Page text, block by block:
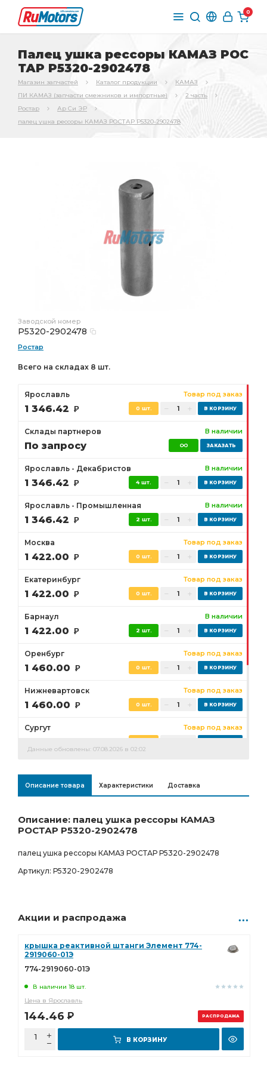
0
Палец ушка рессоры КАМАЗ РОС
ТАР Р5320-2902478
Магазин запчастей Каталог продукции
КАМАЗ
ПИ КАМАЗ (запчасти смежников и импортные)
2 часть
Ростар
Ар Си ЭР
палец ушка рессоры КАМАЗ РОСТАР Р5320-2902478
Заводской номер
Р5320-2902478
Ростар
Всего на складах 8 шт.
Ярославль Товар под заказ
1 346.42 Р 0 шт.
Склады партнеров В наличии
По запросу
Ярославль - Декабристов В наличии
1 346.42 Р 4 шт.
Ярославль - Промышленная В наличии
1 346.42 Р 2 шт.
Москва Товар под заказ
1 422.00 Р 0 шт.
Екатеринбург Товар под заказ
1 422.00 Р 0 шт.
Барнаул В наличии
1 422.00 Р 2 шт.
Оренбург Товар под заказ
1 460.00 Р 0 шт.
Нижневартовск Товар под заказ
1 460.00 Р 0 шт.
Сургут Товар под заказ
1 422.00 Р
Данные обновлены: 07.08.2026 в 02:02
Описание товара Характеристики Доставка
Описание: палец ушка рессоры КАМАЗ
РОСТАР Р5320-2902478
палец ушка рессоры КАМАЗ РОСТАР Р5320-2902478
Артикул: Р5320-2902478
Акции и распродажа
РАСПРОДАЖА
крышка реактивной штанги Элемент 774-
2919060-01Э
774-2919060-01Э
В наличии 18 шт.
Цена в Ярославль
144.46 Р
В КОРЗИНУ